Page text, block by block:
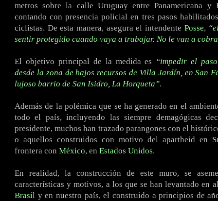
metros sobre la calle Uruguay entre Panamericana y
contando con presencia policial en tres pasos
ciclistas. De esta manera, asegura el intendente Posse,
sentir protegido cuando vaya a trabajar. No le van a
El objetivo principal de la medida es “impedir el
desde la zona de bajos recursos de Villa Jardín, en San
lujoso barrio de San Isidro, La Horqueta”.
Además de la polémica que se ha generado en el
todo el país, incluyendo las siempre demagógicas
presidente, muchos han trazado parangones con el
o aquellos construidos con motivo del apartheid en
frontera con México, en Estados Unidos.
En realidad, la construcción de este muro, se
características y motivos, a los que se han levantado en
Brasil y en nuestro país, el construido a principios de